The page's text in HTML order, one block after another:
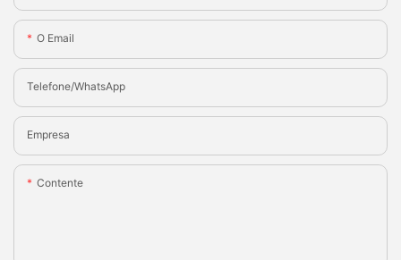
O Email
Telefone/WhatsApp
Empresa
Contente